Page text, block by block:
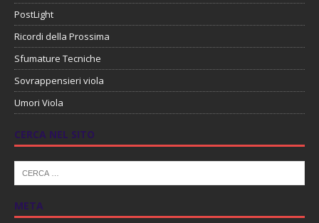
PostLight
Ricordi della Prossima
Sfumature Tecniche
Sovrappensieri viola
Umori Viola
CERCA NEL SITO
META